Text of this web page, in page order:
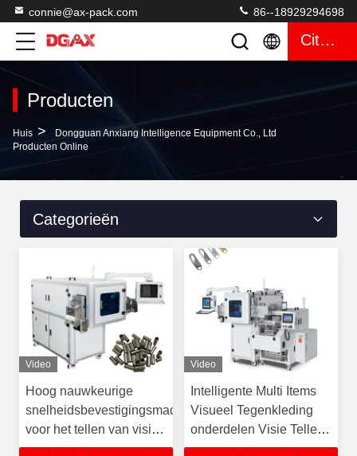
connie@ax-pack.com 86--18929294698
Citaat
Producten
Huis >
Dongguan Anxiang Intelligence Equipment Co., Ltd
Producten Online
Categorieën
Video
Hoog nauwkeurige
snelheidsbevestigingsmachine
voor het tellen van visie
met aanraakscherm
Video
Intelligente Multi Items
Visueel Tegenkleding
onderdelen Visie Tellen
Verpakkingsmachine